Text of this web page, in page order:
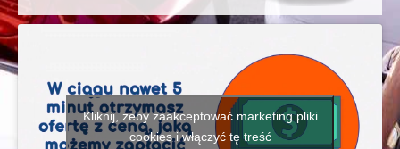
Kliknij, żeby zaakceptować marketing pliki
cookies i włączyć tę treść